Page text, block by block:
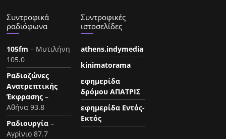
Συντροφικά
ραδιόφωνα
105fm – Μυτιλήνη
105.0
Ραδιοζώνες
Ανατρεπτικής
Έκφρασης –
Αθήνα 93.8
Ραδιουργία –
Αγρίνιο 87.7
Συντροφικές
ιστοσελίδες
athens.indymedia
kinimatorama
εφημερίδα
δρόμου ΑΠΑΤΡΙΣ
εφημερίδα Εντός-
Εκτός